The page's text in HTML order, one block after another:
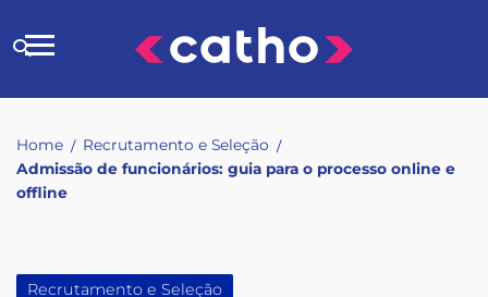
to
Buscar
Home / Recrutamento e Seleção /
Admissão de funcionários: guia para o processo online e
offline
Recrutamento e Seleção